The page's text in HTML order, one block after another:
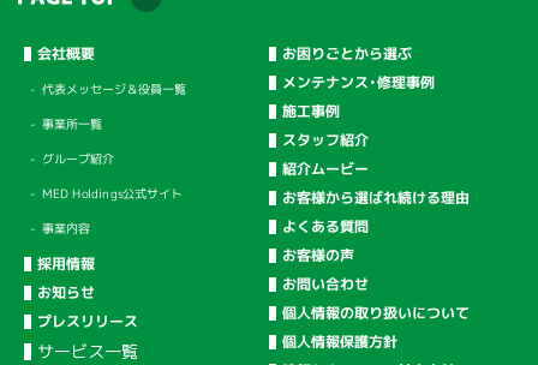
会社概要
代表メッセージ＆役員一覧
事業所一覧
グループ紹介
MED Holdings公式サイト
事業内容
採用情報
お知らせ
プレスリリース
サービス一覧
お困りごとから選ぶ
メンテナンス・修理事例
施工事例
スタッフ紹介
紹介ムービー
お客様から選ばれ続ける理由
よくある質問
お客様の声
お問い合わせ
個人情報の取り扱いについて
個人情報保護方針